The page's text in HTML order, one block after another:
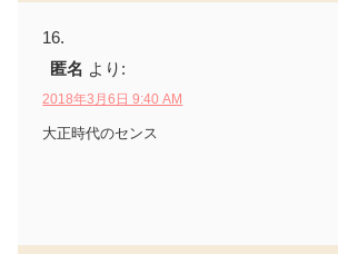
匿名 より:
2018年3月6日 9:40 AM
大正時代のセンス